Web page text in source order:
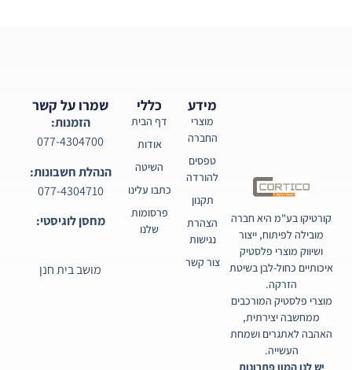
קורטיקו בע"מ היא חברה
מובילה לפיתוח, ייצור
ושיווק מוצרי פלסטיק
איכותיים כחול-לבן בשיטת
הזרקה.
מוצרי פלסטיק המורכבים
ממחשבה יצירתית,
האהבה לאתגרים ושמחת
העשייה.
יש לנו המון פתרונות
כללי
דף הבית
אודות
השיטה
כתבו עלינו
פרסומות
שלנו
מידע
מוצרי
החברה
טפסים
להורדה
תקנון
הצהרת
נגישות
צור קשר
שמרו על קשר
הזמנות:
077-4304700
הנהלת חשבונות:
077-4304710
מחסן לוגיסטי:
מושב בית חנן